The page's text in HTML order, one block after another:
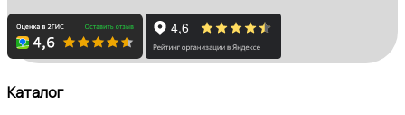
Каталог